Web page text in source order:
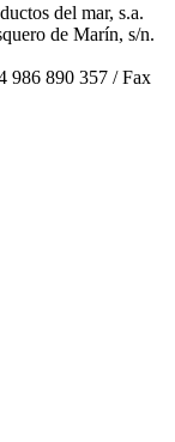
del mar, s.a.
de Marín, s/n.
986 890 357 / Fax